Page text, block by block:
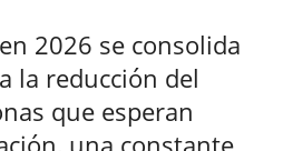
2026 se consolida
la reducción del
que esperan
una constante